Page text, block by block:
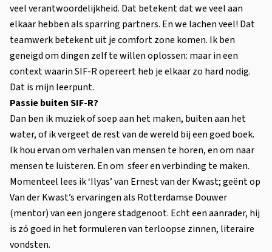
veel verantwoordelijkheid. Dat betekent dat we veel aan
elkaar hebben als sparring partners. En we lachen veel! Dat
teamwerk betekent uit je comfort zone komen. Ik ben
geneigd om dingen zelf te willen oplossen: maar in een
context waarin SIF-R opereert heb je elkaar zo hard nodig.
Dat is mijn leerpunt.
Passie buiten SIF-R?
Dan ben ik muziek of soep aan het maken, buiten aan het
water, of ik vergeet de rest van de wereld bij een goed boek.
Ik hou ervan om verhalen van mensen te horen, en om naar
mensen te luisteren. En om sfeer en verbinding te maken.
Momenteel lees ik ‘Ilyas’ van Ernest van der Kwast; geënt op
Van der Kwast’s ervaringen als Rotterdamse Douwer
(mentor) van een jongere stadgenoot. Echt een aanrader, hij
is zó goed in het formuleren van terloopse zinnen, literaire
vondsten.